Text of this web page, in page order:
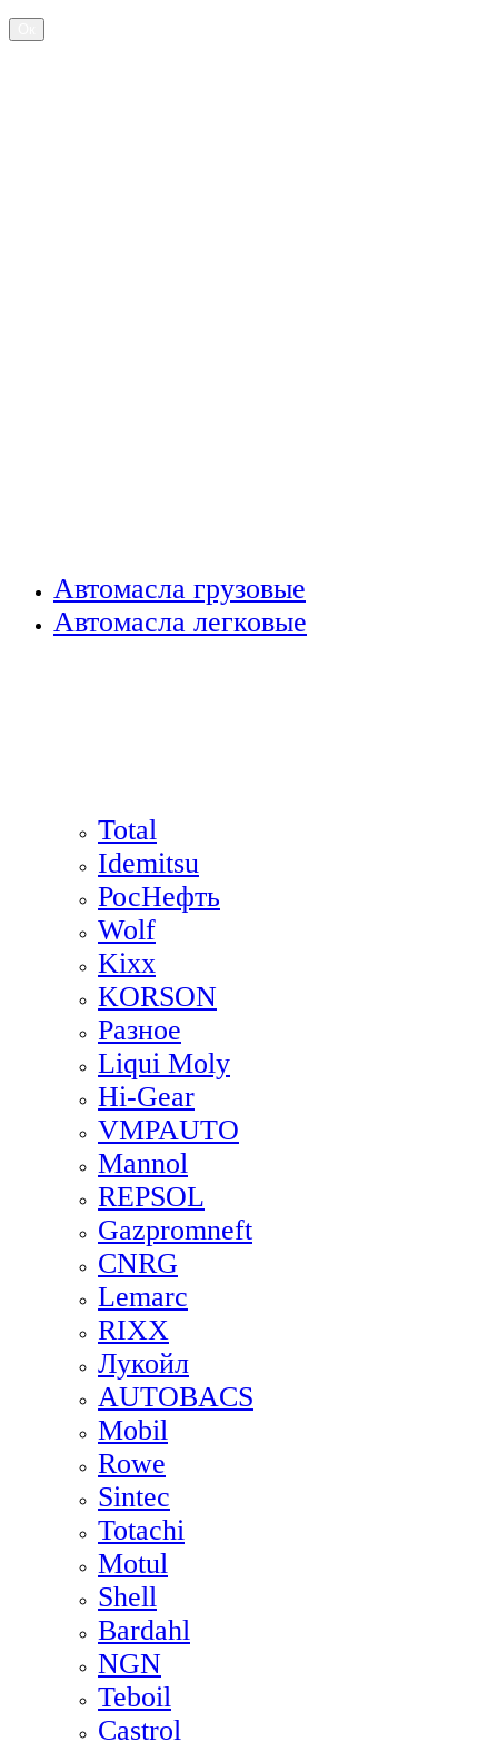
Автомасла грузовые
Автомасла легковые
Total
Idemitsu
РосНефть
Wolf
Kixx
KORSON
Разное
Liqui Moly
Hi-Gear
VMPAUTO
Mannol
REPSOL
Gazpromneft
CNRG
Lemarc
RIXX
Лукойл
AUTOBACS
Mobil
Rowe
Sintec
Totachi
Motul
Shell
Bardahl
NGN
Teboil
Castrol